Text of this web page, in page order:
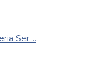
Ser....